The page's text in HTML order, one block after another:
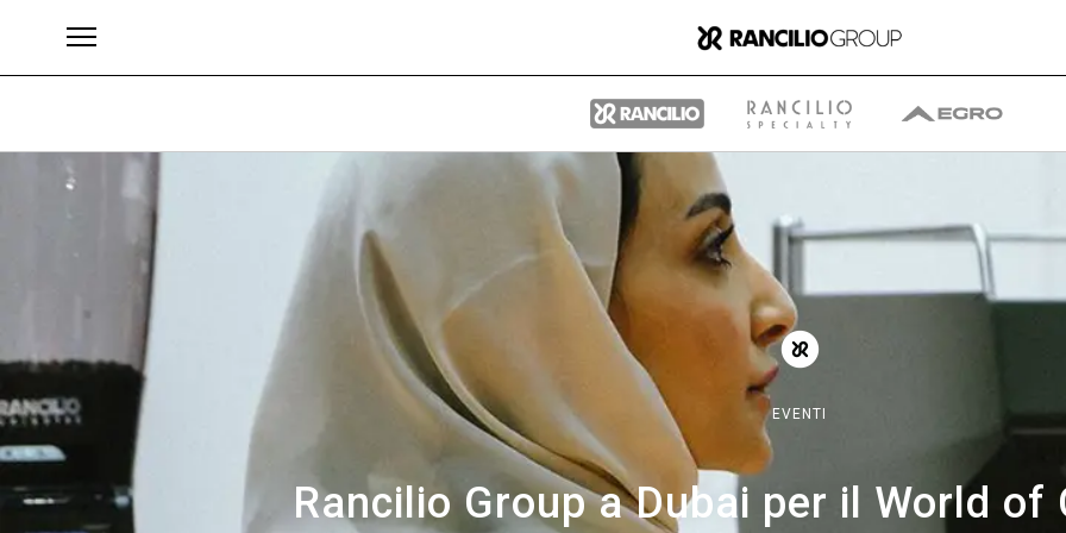
EVENTI
Rancilio Group a Dubai per il World of
Brand Il gruppo
Chi siamo
Cosa Facciamo